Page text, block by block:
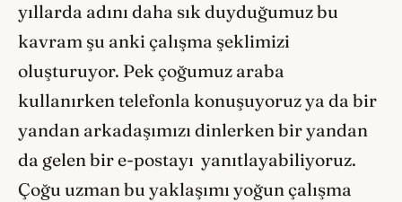
yıllarda adını daha sık duyduğumuz bu
kavram şu anki çalışma şeklimizi
oluşturuyor. Pek çoğumuz araba
kullanırken telefonla konuşuyoruz ya da bir
yandan arkadaşımızı dinlerken bir yandan
da gelen bir e-postayı yanıtlayabiliyoruz.
Çoğu uzman bu yaklaşımı yoğun çalışma